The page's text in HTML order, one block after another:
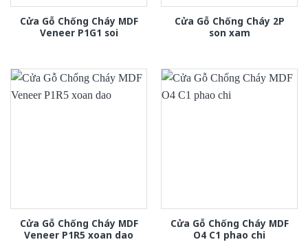
Cửa Gỗ Chống Cháy MDF
Veneer P1G1 soi
Cửa Gỗ Chống Cháy 2P
son xam
Cửa Gỗ Chống Cháy MDF
Veneer P1R5 xoan dao
Cửa Gỗ Chống Cháy MDF
O4 C1 phao chi